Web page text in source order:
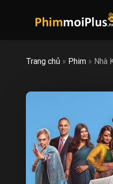
Trang chủ » Phim » Nhà